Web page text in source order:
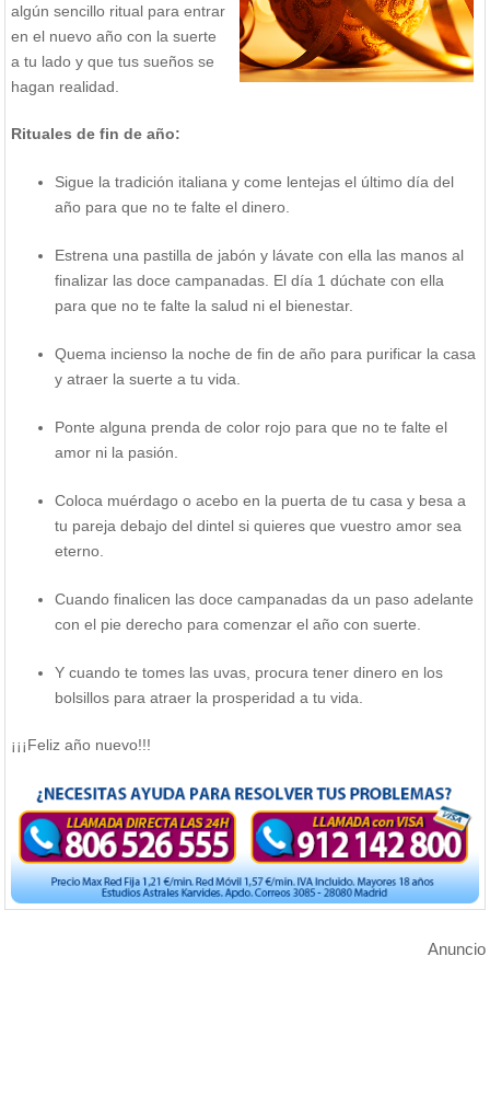
algún sencillo ritual para entrar
en el nuevo año con la suerte
a tu lado y que tus sueños se
hagan realidad.
Rituales de fin de año:
Sigue la tradición italiana y come lentejas el último día del
año para que no te falte el dinero.
Estrena una pastilla de jabón y lávate con ella las manos al
finalizar las doce campanadas. El día 1 dúchate con ella
para que no te falte la salud ni el bienestar.
Quema incienso la noche de fin de año para purificar la casa
y atraer la suerte a tu vida.
Ponte alguna prenda de color rojo para que no te falte el
amor ni la pasión.
Coloca muérdago o acebo en la puerta de tu casa y besa a
tu pareja debajo del dintel si quieres que vuestro amor sea
eterno.
Cuando finalicen las doce campanadas da un paso adelante
con el pie derecho para comenzar el año con suerte.
Y cuando te tomes las uvas, procura tener dinero en los
bolsillos para atraer la prosperidad a tu vida.
¡¡¡Feliz año nuevo!!!
Anuncio